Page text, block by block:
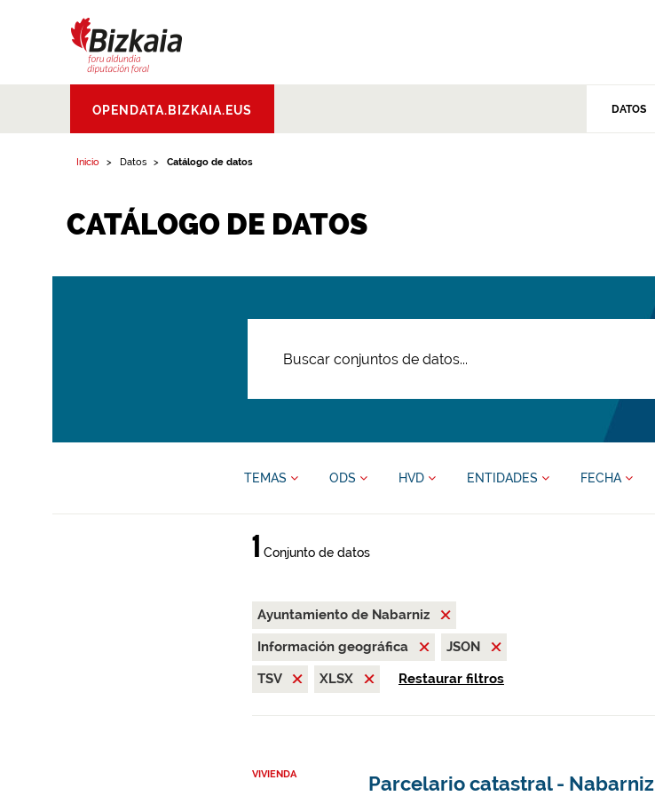
Aldundia.Diputacion
Foral de Bizkaia
OPENDATA.BIZKAIA.EUS DATOS
Inicio Datos Catálogo de datos
CATÁLOGO DE DATOS
TEMAS ODS HVD ENTIDADES FECHA
1 Conjunto de datos
Ayuntamiento de Nabarniz
Información geográfica
JSON
TSV
XLSX Restaurar filtros
VIVIENDA Parcelario catastral - Nabarniz